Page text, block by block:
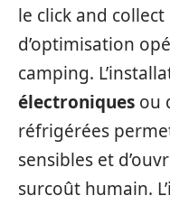
le click and
d’optimisation
camping.
électroniques ou
réfrigérées
sensibles et
surcoût humain.